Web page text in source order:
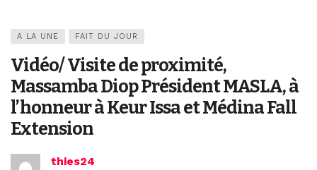
A LA UNE FAIT DU JOUR
Vidéo/ Visite de proximité,
Massamba Diop Président MASLA, à
l’honneur à Keur Issa et Médina Fall
Extension
thies24